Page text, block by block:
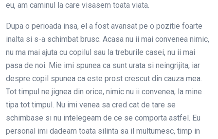
eu, am caminul la care visasem toata viata.
Dupa o perioada insa, el a fost avansat pe o pozitie foarte
inalta si s-a schimbat brusc. Acasa nu ii mai convenea nimic,
nu ma mai ajuta cu copilul sau la treburile casei, nu ii mai
pasa de noi. Mie imi spunea ca sunt urata si neingrijita, iar
despre copil spunea ca este prost crescut din cauza mea.
Tot timpul ne jignea din orice, nimic nu ii convenea, la mine
tipa tot timpul. Nu imi venea sa cred cat de tare se
schimbase si nu intelegeam de ce se comporta astfel. Eu
personal imi dadeam toata silinta sa il multumesc, timp in